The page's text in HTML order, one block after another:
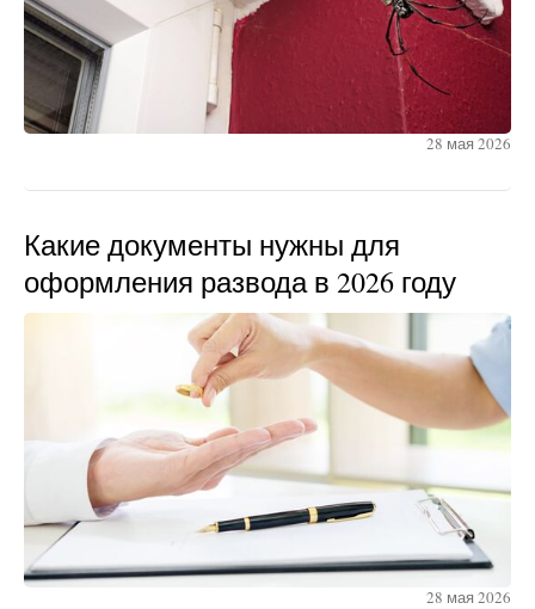
28 мая 2026
Какие документы нужны для
оформления развода в 2026 году
28 мая 2026